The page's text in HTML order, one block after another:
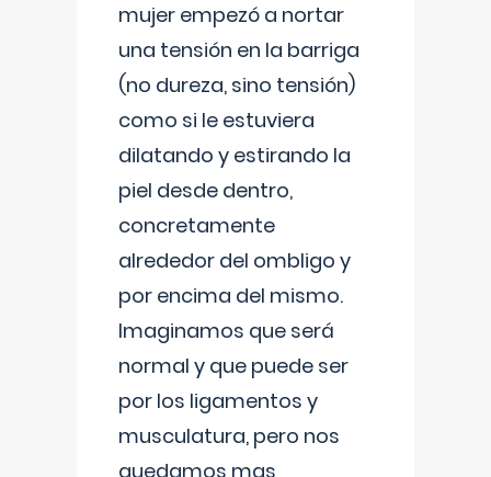
mujer empezó a nortar
una tensión en la barriga
(no dureza, sino tensión)
como si le estuviera
dilatando y estirando la
piel desde dentro,
concretamente
alrededor del ombligo y
por encima del mismo.
Imaginamos que será
normal y que puede ser
por los ligamentos y
musculatura, pero nos
quedamos mas